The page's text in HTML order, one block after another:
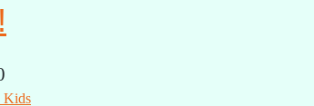
Kids